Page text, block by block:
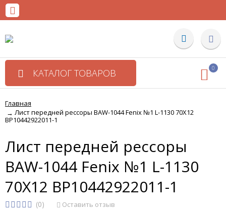
КАТАЛОГ ТОВАРОВ 0
Главная
→ Лист передней рессоры BAW-1044 Fenix №1 L-1130 70X12
BP10442922011-1
Лист передней рессоры
BAW-1044 Fenix №1 L-1130
70X12 BP10442922011-1
(0) Оставить отзыв